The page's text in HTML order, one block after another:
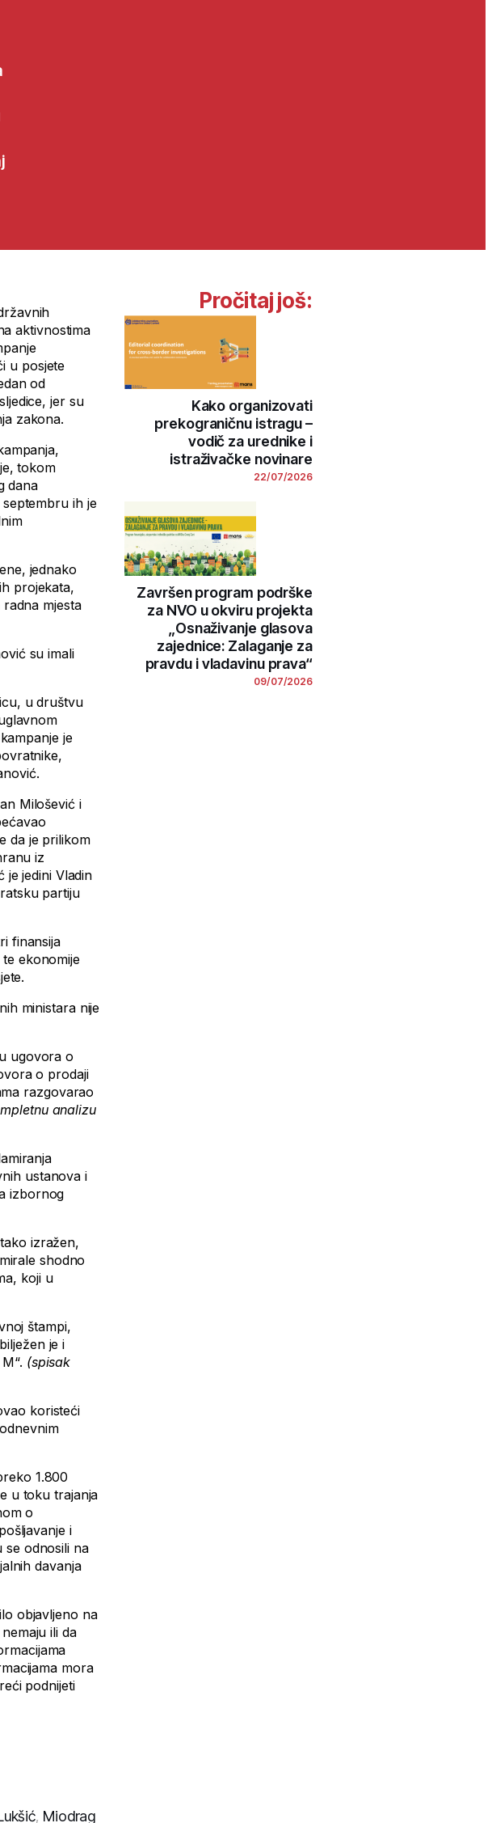
aktivnostima
u posjete
od
jer su
zakona.
tokom
dana
ih je
jednako
projekata,
mjesta
su imali
u društvu
je
Milošević i
da je prilikom
iz
je jedini Vladin
partiju
finansija
ekonomije
ministara nije
ugovora o
o prodaji
razgovarao
analizu
ustanova i
izbornog
izražen,
shodno
koji u
štampi,
je i
(spisak
koristeći
1.800
u toku trajanja
o
i
se odnosili na
davanja
objavljeno na
ili da
mora
podnijeti
, Miodrag
Pročitaj još:
Kako organizovati
prekograničnu istragu –
vodič za urednike i
istraživačke novinare
22/07/2026
Završen program podrške
za NVO u okviru projekta
„Osnaživanje glasova
zajednice: Zalaganje za
pravdu i vladavinu prava“
09/07/2026